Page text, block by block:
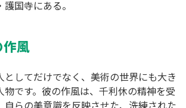
国寺にある。
風
としてだけでなく、美術の世界にも大き
物です。彼の作風は、千利休の精神を受
自らの美意識を反映させた、洗練された